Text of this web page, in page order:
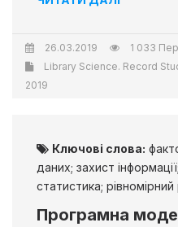
26.03.2019
1 033
Library Science. Record
2019
Ключові слова:
даних; захист
статистика; рівномірний
Програмна